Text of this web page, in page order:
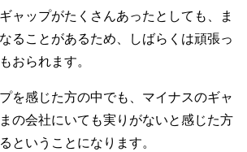
ャップがたくさんあったとしても、ま
ることがあるため、しばらくは頑張っ
おられます。
を感じた方の中でも、マイナスのギャ
の会社にいても実りがないと感じた方
ということになります。